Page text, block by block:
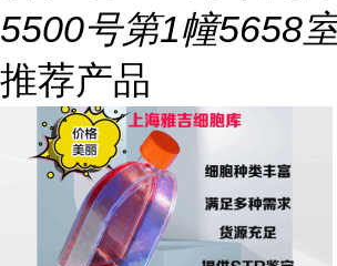
5500号第1幢5658
推荐产品